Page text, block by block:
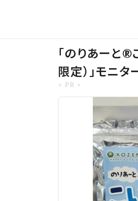
「のりあーと®
限定）」モニタ
< PR >